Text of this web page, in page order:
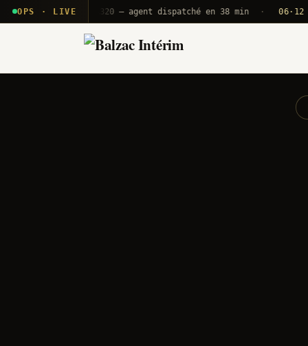
OPS · LIVE
T2E · B71 Push A320 — agent dispatché en 38 min · 06·12 UTC